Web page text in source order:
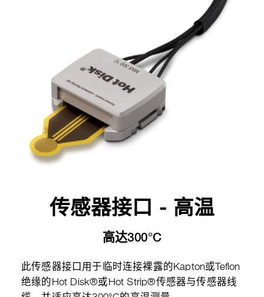
传感器接口 - 高温
高达300°C
此传感器接口用于临时连接裸露的Kapton或Teflon
绝缘的Hot Disk®或Hot Strip®传感器与传感器线